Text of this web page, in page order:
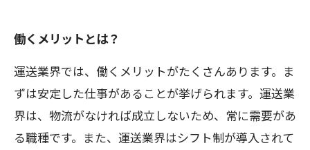
働くメリットとは？
運送業界では、働くメリットがたくさんあります。ま
ずは安定した仕事があることが挙げられます。運送業
界は、物流がなければ成立しないため、常に需要があ
る職種です。また、運送業界はシフト制が導入されて